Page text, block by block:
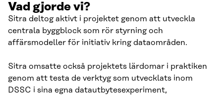
Vad gjorde vi?
Sitra deltog aktivt i projektet genom att utveckla
centrala byggblock som rör styrning och
affärsmodeller för initiativ kring dataområden.
Sitra omsatte också projektets lärdomar i praktiken
genom att testa de verktyg som utvecklats inom
DSSC i sina egna datautbytesexperiment,